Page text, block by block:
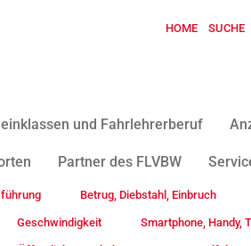
HOME SUCHE
und Fahrlehrerberuf
Partner des FLVBW
Betrug, Diebstahl, Einbruch
Geschwindigkeit Smartphone, Handy,